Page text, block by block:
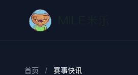
首页 / 赛事快讯